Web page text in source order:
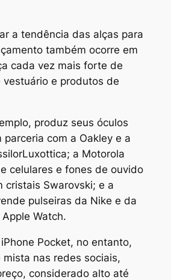
a tendência das alças para
também ocorre em
cada vez mais forte de
vestuário e produtos de
produz seus óculos
parceria com a Oakley e a
a Motorola
celulares e fones de ouvido
cristais Swarovski; e a
pulseiras da Nike e da
Watch.
Pocket, no entanto,
nas redes sociais,
considerado alto até